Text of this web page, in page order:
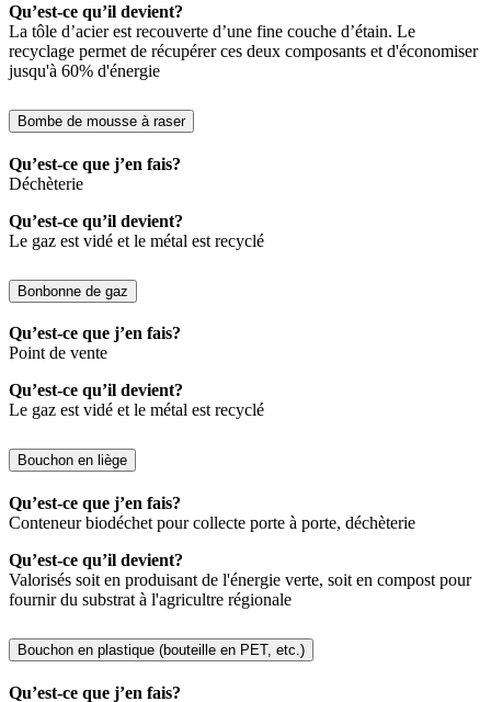
Qu’est-ce qu’il devient?
La tôle d’acier est recouverte d’une fine couche d’étain. Le
recyclage permet de récupérer ces deux composants et d'économiser
jusqu'à 60% d'énergie
Bombe de mousse à raser
Qu’est-ce que j’en fais?
Déchèterie
Qu’est-ce qu’il devient?
Le gaz est vidé et le métal est recyclé
Bonbonne de gaz
Qu’est-ce que j’en fais?
Point de vente
Qu’est-ce qu’il devient?
Le gaz est vidé et le métal est recyclé
Bouchon en liège
Qu’est-ce que j’en fais?
Conteneur biodéchet pour collecte porte à porte, déchèterie
Qu’est-ce qu’il devient?
Valorisés soit en produisant de l'énergie verte, soit en compost pour
fournir du substrat à l'agricultre régionale
Bouchon en plastique (bouteille en PET, etc.)
Qu’est-ce que j’en fais?